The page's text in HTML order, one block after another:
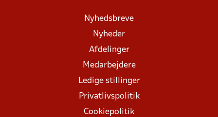
Nyhedsbreve
Nyheder
Afdelinger
Medarbejdere
Ledige stillinger
Privatlivspolitik
Cookiepolitik